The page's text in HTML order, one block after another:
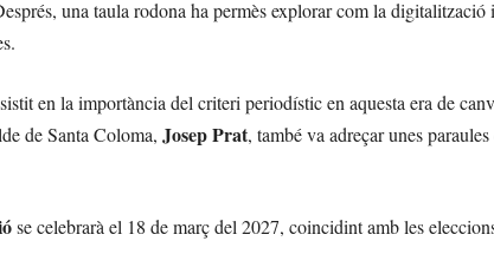
una taula rodona ha permès explorar com la digitalització
en la importància del criteri periodístic en aquesta era de
de Santa Coloma, Josep Prat, també va adreçar unes
se celebrarà el 18 de març del 2027, coincidint amb les